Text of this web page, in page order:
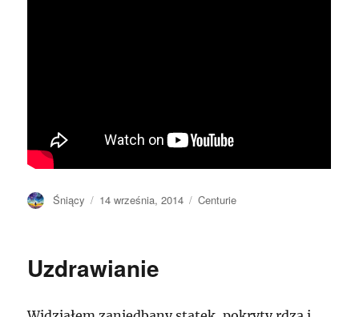
Autor
Śniący Opublikowano
14 września, 2014 Kategorie
Centurie
Uzdrawianie